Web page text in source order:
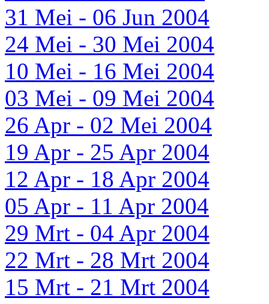
31 Mei - 06 Jun 2004
24 Mei - 30 Mei 2004
10 Mei - 16 Mei 2004
03 Mei - 09 Mei 2004
26 Apr - 02 Mei 2004
19 Apr - 25 Apr 2004
12 Apr - 18 Apr 2004
05 Apr - 11 Apr 2004
29 Mrt - 04 Apr 2004
22 Mrt - 28 Mrt 2004
15 Mrt - 21 Mrt 2004